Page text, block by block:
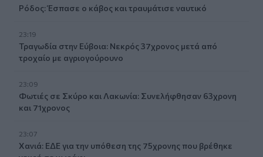
Ρόδος: Έσπασε ο κάβος και τραυμάτισε ναυτικό
23:19
Τραγωδία στην Εύβοια: Νεκρός 37χρονος μετά από
τροχαίο με αγριογούρουνο
23:09
Φωτιές σε Σκύρο και Λακωνία: Συνελήφθησαν 63χρονη
και 71χρονος
23:07
Χανιά: ΕΔΕ για την υπόθεση της 75χρονης που βρέθηκε